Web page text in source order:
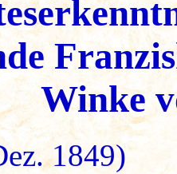
Winke
1849)